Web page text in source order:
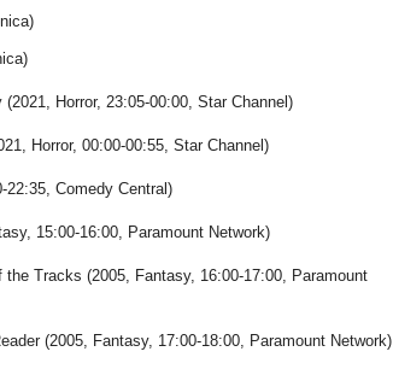
Horror, 23:05-00:00, Star Channel)
Horror, 00:00-00:55, Star Channel)
22:35, Comedy Central)
15:00-16:00, Paramount Network)
Tracks (2005, Fantasy, 16:00-17:00, Paramount
(2005, Fantasy, 17:00-18:00, Paramount Network)